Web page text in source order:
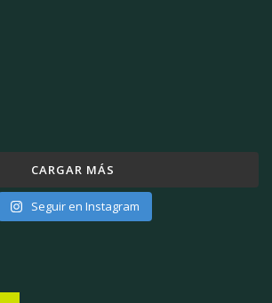
CARGAR MÁS
Seguir en Instagram